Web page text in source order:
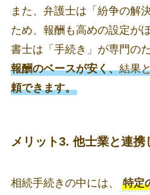
また、弁護士は「紛争の解
ため、報酬も高めの設定が
書士は「手続き」が専門のた
報酬のベースが安く、結果
頼できます。
メリット3. 他士業と連携
相続手続きの中には、
特定